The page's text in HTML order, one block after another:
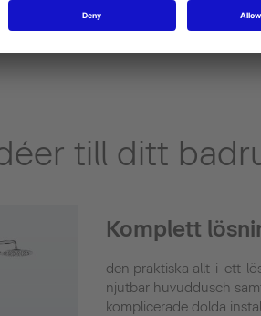
till ditt
Komplett
den praktiska allt-i-ett-
njutbar huvuddusch
komplicerade dolda